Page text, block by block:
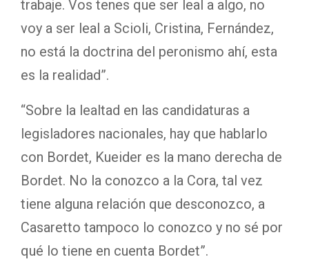
trabaje. Vos tenes que ser leal a algo, no
voy a ser leal a Scioli, Cristina, Fernández,
no está la doctrina del peronismo ahí, esta
es la realidad”.
“Sobre la lealtad en las candidaturas a
legisladores nacionales, hay que hablarlo
con Bordet, Kueider es la mano derecha de
Bordet. No la conozco a la Cora, tal vez
tiene alguna relación que desconozco, a
Casaretto tampoco lo conozco y no sé por
qué lo tiene en cuenta Bordet”.